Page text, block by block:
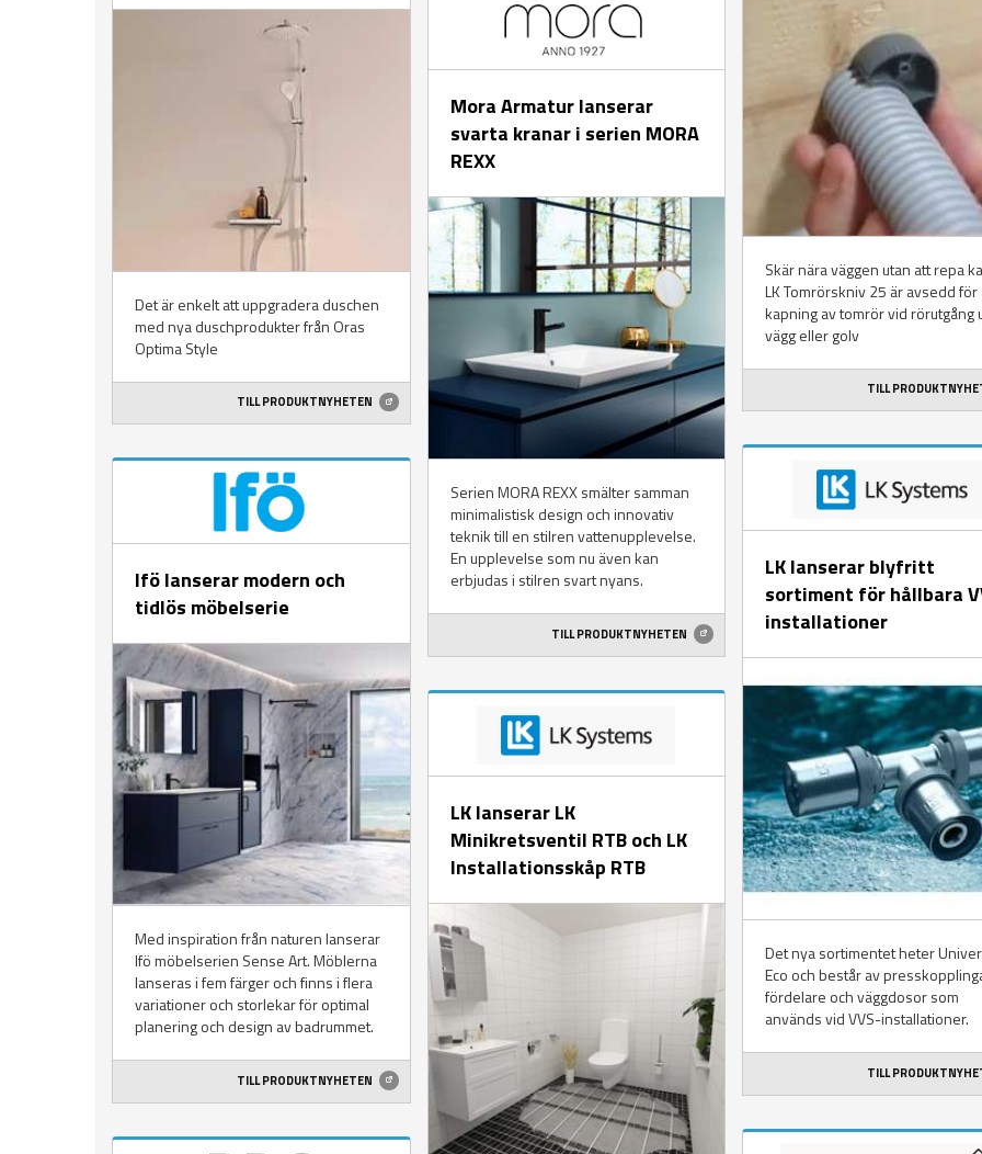
Det är enkelt att uppgradera duschen
med nya duschprodukter från Oras
Optima Style
TILL PRODUKTNYHETEN
Ifö lanserar modern och
tidlös möbelserie
Med inspiration från naturen lanserar
Ifö möbelserien Sense Art. Möblerna
lanseras i fem färger och finns i flera
variationer och storlekar för optimal
planering och design av badrummet.
TILL PRODUKTNYHETEN
Mora Armatur lanserar
svarta kranar i serien MORA
REXX
Serien MORA REXX smälter samman
minimalistisk design och innovativ
teknik till en stilren vattenupplevelse.
En upplevelse som nu även kan
erbjudas i stilren svart nyans.
TILL PRODUKTNYHETEN
LK lanserar LK
Minikretsventil RTB och LK
Installationsskåp RTB
Skär nära väggen utan att repa
LK Tomrörskniv 25 är avsedd för
kapning av tomrör vid rörutgång
vägg eller golv
TILL
LK lanserar blyfritt
sortiment för hållbara
installationer
Det nya sortimentet heter
Eco och består av
fördelare och väggdosor som
används vid VVS-installationer.
TILL